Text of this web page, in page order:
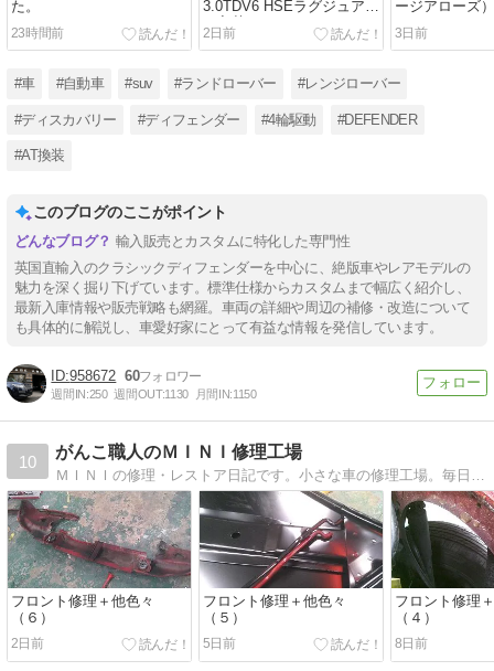
た。
23時間前
3.0TDV6 HSEラグジュアリ
ー入荷しました
2日前
ージアローズ
のスケジュー
3日前
#車 #自動車 #suv #ランドローバー #レンジローバー
#ディスカバリー #ディフェンダー #4輪駆動 #DEFENDER
#AT換装
このブログのここがポイント
輸入販売とカスタムに特化した専門性
英国直輸入のクラシックディフェンダーを中心に、絶版車やレアモデルの
魅力を深く掘り下げています。標準仕様からカスタムまで幅広く紹介し、
最新入庫情報や販売戦略も網羅。車両の詳細や周辺の補修・改造について
も具体的に解説し、車愛好家にとって有益な情報を発信しています。
958672 60
週間IN:250 週間OUT:1130 月間IN:1150
10
がんこ職人のＭＩＮＩ修理工場
フロント修理＋他色々
（６）
2日前
フロント修理＋他色々
（５）
5日前
フロント修理
（４）
8日前